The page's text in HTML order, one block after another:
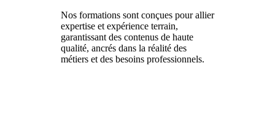
Nos formations sont conçues pour allier
expertise et expérience terrain,
garantissant des contenus de haute
qualité, ancrés dans la réalité des
métiers et des besoins professionnels.